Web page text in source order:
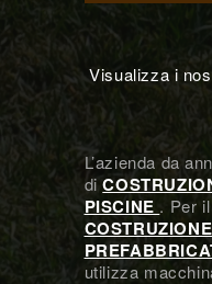
Visualizza i
L’azienda da
di
PISCINE . Per
COSTRUZIONE
utilizza